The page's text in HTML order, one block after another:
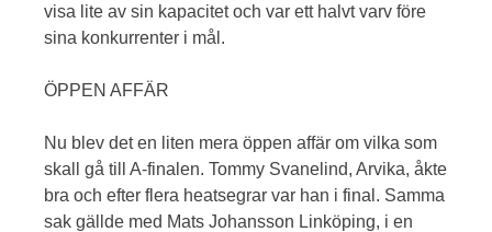
visa lite av sin kapacitet och var ett halvt varv före
sina konkurrenter i mål.
ÖPPEN AFFÄR
Nu blev det en liten mera öppen affär om vilka som
skall gå till A-finalen. Tommy Svanelind, Arvika, åkte
bra och efter flera heatsegrar var han i final. Samma
sak gällde med Mats Johansson Linköping, i en